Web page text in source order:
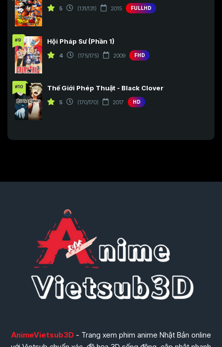
5 (131/131) 2015 FULLHD
#9 Hội Pháp Sư (Phần 1)
4 (175/175) 2009 FHD
#10 Thế Giới Phép Thuật - Black Clover
5 (170/170) 2017 HD
AnimeVietsub3D- Trang xem phim anime Nhật Bản online